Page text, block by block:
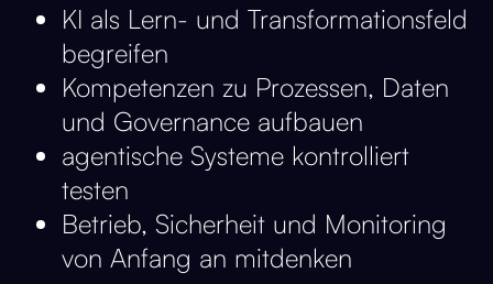
KI als Lern- und Transformationsfeld
begreifen
Kompetenzen zu Prozessen, Daten
und Governance aufbauen
agentische Systeme kontrolliert
testen
Betrieb, Sicherheit und Monitoring
von Anfang an mitdenken